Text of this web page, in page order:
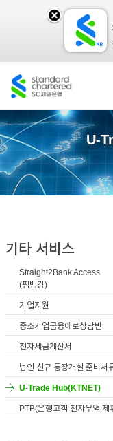
제일
이어
창 닫
U-
기타 서비스
Straight2Bank Access
(펌뱅킹)
기업지원
중소기업금융애로상담반
전자세금계산서
법인 신규 통장개설 준비서
U-Trade Hub(KTNET)
PTB(은행고객 전자무역 제